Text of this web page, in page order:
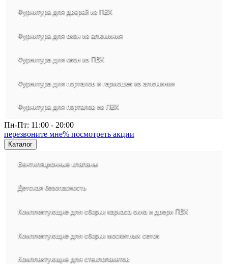
Фурнитура для дверей из ПВХ
Фурнитура для окон из алюминия
Фурнитура для окон из ПВХ
Фурнитура для порталов и гармошек из алюминия
Фурнитура для порталов из ПВХ
Пн-Пт: 11:00 - 20:00
перезвоните мне% посмотреть акции
Каталог
Вентиляционные клапаны
Детская безопасность
Комплектующие для сборки каркаса окна и двери ПВХ
Комплектующие для сборки москитных сеток
Комплектующие для стеклопакетов